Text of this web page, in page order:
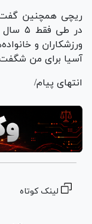
ریچی همچنین گفت
در
ورزشکاران و
آسیا برای من شگفت
انتهای پیام/
لینک کوتاه